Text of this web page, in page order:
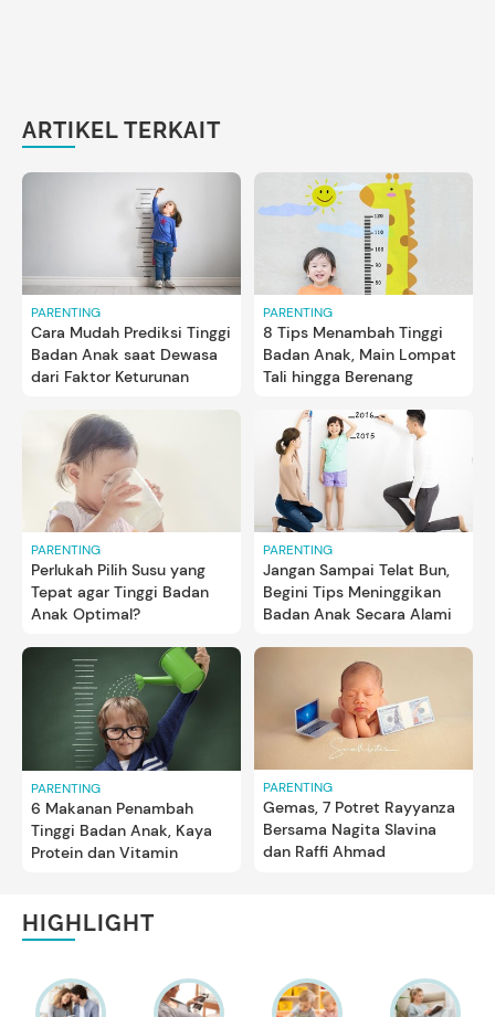
ARTIKEL TERKAIT
PARENTING
Cara Mudah Prediksi Tinggi
Badan Anak saat Dewasa
dari Faktor Keturunan
PARENTING
8 Tips Menambah Tinggi
Badan Anak, Main Lompat
Tali hingga Berenang
PARENTING
Perlukah Pilih Susu yang
Tepat agar Tinggi Badan
Anak Optimal?
PARENTING
Jangan Sampai Telat Bun,
Begini Tips Meninggikan
Badan Anak Secara Alami
PARENTING
6 Makanan Penambah
Tinggi Badan Anak, Kaya
Protein dan Vitamin
PARENTING
Gemas, 7 Potret Rayyanza
Bersama Nagita Slavina
dan Raffi Ahmad
HIGHLIGHT